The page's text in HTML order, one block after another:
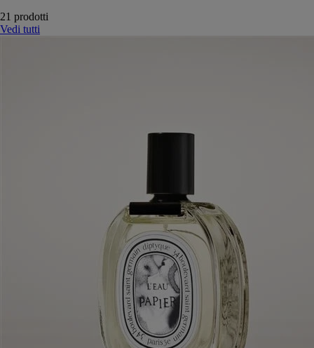
21 prodotti
Vedi tutti